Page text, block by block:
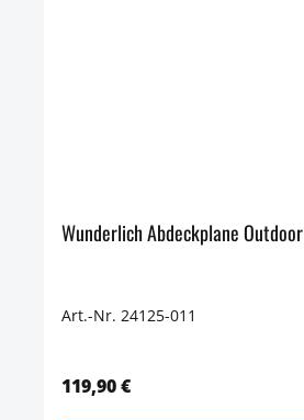
Wunderlich Abdeckplane Outdoor
Art.-Nr. 24125-011
119,90 €